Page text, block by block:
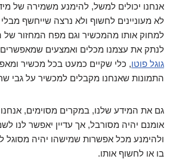
אנחנו יכולים למשל, להימנע משמירה של
לא מעוניינים לחשוף ולא נרצה שייחשף מבלי
למחוק אותו מהמכשיר וגם מפח המחזור של
לנתק את עצמנו מכלים ואמצעים שמאפשרים
גוגל פוטו, כלי שקיים כמעט בכל מכשיר
התמונות שאנחנו מקבלים למכשיר על גבי
גם את המידע שלנו, במקרים מסוימים, אנחנו
אומנם יהיה מסורבל, אך עדיין יאפשר לנו
ולהימנע מכל אפשרות שמישהו יהיה מסוגל
בו או לחשוף אותו.